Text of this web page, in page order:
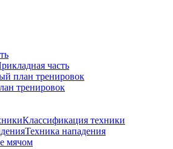
часть
план тренировок
тренировок
Классификация техники
Техника нападения
мячом